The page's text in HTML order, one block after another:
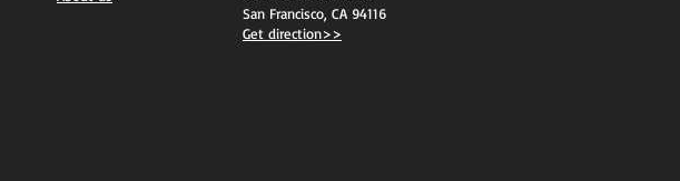
San Francisco, CA 94116
Get direction>>